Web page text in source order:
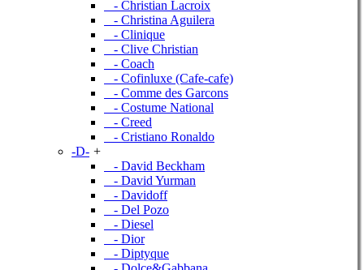
- Christian Lacroix
- Christina Aguilera
- Clinique
- Clive Christian
- Coach
- Cofinluxe (Cafe-cafe)
- Comme des Garcons
- Costume National
- Creed
- Cristiano Ronaldo
-D- +
- David Beckham
- David Yurman
- Davidoff
- Del Pozo
- Diesel
- Dior
- Diptyque